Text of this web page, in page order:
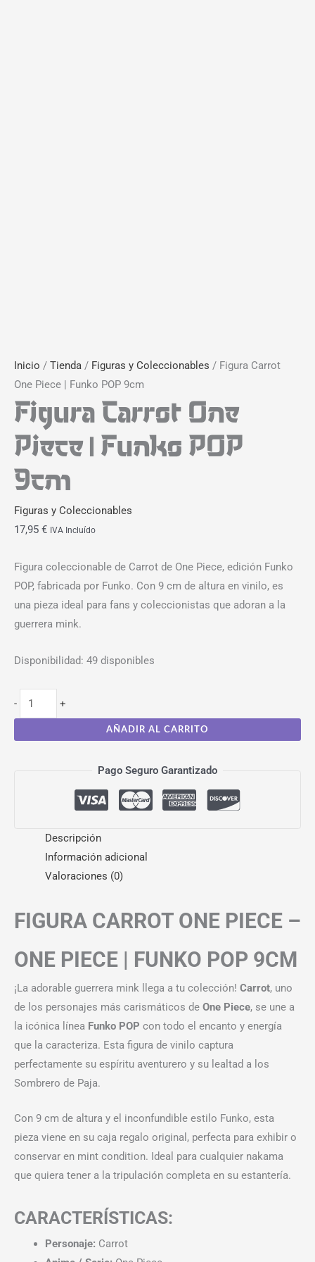
Inicio / Tienda / Figuras y Coleccionables / Figura Carrot
One Piece | Funko POP 9cm
Figura Carrot One
Piece | Funko POP
9cm
Figuras y Coleccionables
17,95 € IVA Incluído
Figura coleccionable de Carrot de One Piece, edición Funko
POP, fabricada por Funko. Con 9 cm de altura en vinilo, es
una pieza ideal para fans y coleccionistas que adoran a la
guerrera mink.
Disponibilidad: 49 disponibles
- +
AÑADIR AL CARRITO
Pago Seguro Garantizado
Descripción
Información adicional
Valoraciones (0)
FIGURA CARROT ONE PIECE –
ONE PIECE | FUNKO POP 9CM
¡La adorable guerrera mink llega a tu colección! Carrot, uno
de los personajes más carismáticos de One Piece, se une a
la icónica línea Funko POP con todo el encanto y energía
que la caracteriza. Esta figura de vinilo captura
perfectamente su espíritu aventurero y su lealtad a los
Sombrero de Paja.
Con 9 cm de altura y el inconfundible estilo Funko, esta
pieza viene en su caja regalo original, perfecta para exhibir o
conservar en mint condition. Ideal para cualquier nakama
que quiera tener a la tripulación completa en su estantería.
CARACTERÍSTICAS:
Personaje: Carrot